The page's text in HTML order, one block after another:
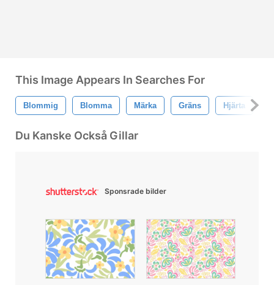
This Image Appears In Searches For
Blommig Blomma Märka Gräns Hjärta
Du Kanske Också Gillar
Sponsrade bilder